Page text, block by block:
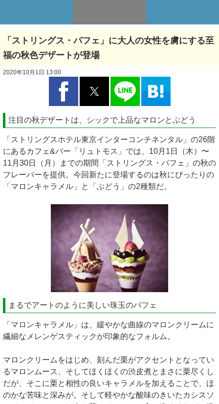
「ストリングス・パフェ」に大人の女性を虜にする至
福の秋色デザートが登場
2020年10月1日 13:00
注目の秋デザートは、シックで上品なマロンとぶどう
「ストリングスホテル東京インターコンチネンタル」の26階
にあるカフェ&バー「リュトモス」では、10月1日（木）〜
11月30日（月）までの期間「ストリングス・パフェ」の秋の
フレーバーを提供。今回新たに登場するのは秋にぴったりの
「マロンキャラメル」と「ぶどう」の2種類だ。
まるでアートのように美しい珠玉のパフェ
「マロンキャラメル」は、緩やかな曲線のマロンクリームに
繊細なメレンゲスティックが印象的なフォルム。
マロンクリームをはじめ、刻んだ栗がアクセントとなってい
るマロンムース、そしてほくほくの渋皮煮とまさに栗尽くし
だが、そこに栗と相性の良いキャラメルを加えることで、ほ
のかな苦味と深みが。そして軽やかな酸味のきいたカシスソ